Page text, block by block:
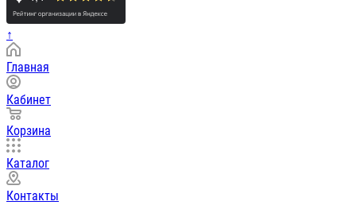
↑
Главная
Кабинет
Корзина
Каталог
Контакты